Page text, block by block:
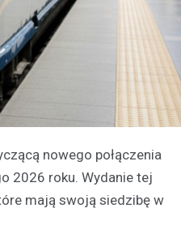
nowego połączenia
2026 roku. Wydanie tej
mają swoją siedzibę w